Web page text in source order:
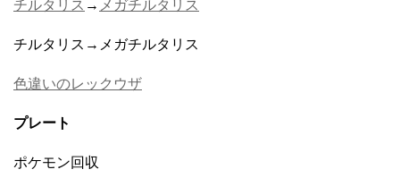
チルタリス → メガチルタリス
チルタリス→メガチルタリス
色違いのレックウザ
プレート
ポケモン回収